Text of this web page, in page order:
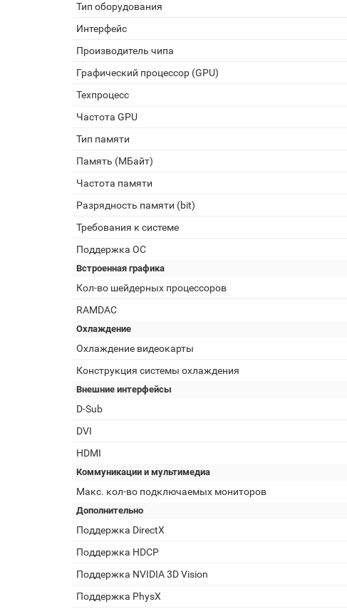
Тип оборудования
Интерфейс
Производитель чипа
Графический процессор (GPU)
Техпроцесс
Частота GPU
Тип памяти
Память (МБайт)
Частота памяти
Разрядность памяти (bit)
Требования к системе
Поддержка ОС
Встроенная графика
Кол-во шейдерных процессоров
RAMDAC
Охлаждение
Охлаждение видеокарты
Конструкция системы охлаждения
Внешние интерфейсы
D-Sub
DVI
HDMI
Коммуникации и мультимедиа
Макс. кол-во подключаемых мониторов
Дополнительно
Поддержка DirectX
Поддержка HDCP
Поддержка NVIDIA 3D Vision
Поддержка PhysX